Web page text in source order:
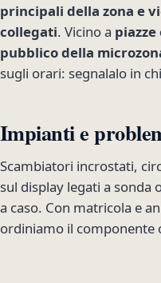
principali della zona e
collegati. Vicino a
pubblico della
sugli orari: segnalalo in
Impianti e
Scambiatori incrostati,
sul display legati a sonda
a caso. Con matricola e
ordiniamo il componente